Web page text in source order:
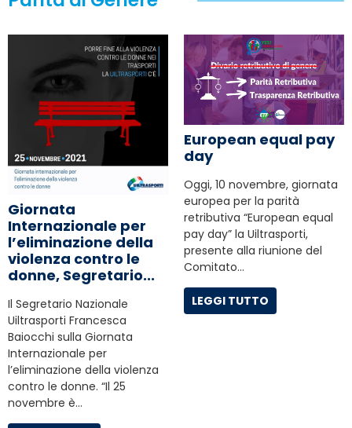
Giornata
Internazionale per
l’eliminazione della
violenza contro le
donne, Segretario...
Il Segretario Nazionale
Uiltrasporti Francesca
Baiocchi sulla Giornata
Internazionale per
l’eliminazione della violenza
contro le donne. “Il 25
novembre è…
European equal pay
day
Oggi, 10 novembre, giornata
europea per la parità
retributiva “European equal
pay day” la Uiltrasporti,
presente alla riunione del
Comitato…
LEGGI TUTTO